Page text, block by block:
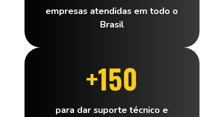
empresas atendidas em todo o
Brasil
+150
para dar suporte técnico e